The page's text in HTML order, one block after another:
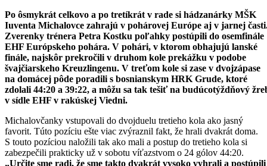
Po ôsmykrát celkovo a po tretíkrát v rade si hádzanárky MŠK
Iuventa Michalovce zahrajú v pohárovej Európe aj v jarnej
Zverenky trénera Petra Kostku poľahky postúpili do osemfinále
EHF Európskeho pohára. V pohári, v ktorom obhajujú lanské
finále, najskôr prekročili v druhom kole prekážku v podobe
švajčiarskeho Kreuzlingenu. V treťom kole si zase v dvojzápase
na domácej pôde poradili s bosnianskym HRK Grude, ktoré
zdolali 44:20 a 39:22, a môžu sa tak tešiť na budúcotýždňový
v sídle EHF v rakúskej Viedni.
Michalovčanky vstupovali do dvojduelu tretieho kola ako jasný
favorit. Túto pozíciu ešte viac zvýraznil fakt, že hrali dvakrát doma.
S touto pozíciou naložili tak ako mali a postup do tretieho kola si
zabezpečili prakticky už v sobotu víťazstvom o 24 gólov 44:20.
„Určite sme radi, že sme takto dvakrát vysoko vyhrali a postúpili